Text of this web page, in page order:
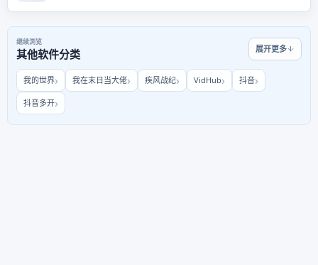
继续浏览
其他软件分类 展开更多
我的世界 我在末日当大佬 疾风战纪 VidHub 抖音
抖音多开